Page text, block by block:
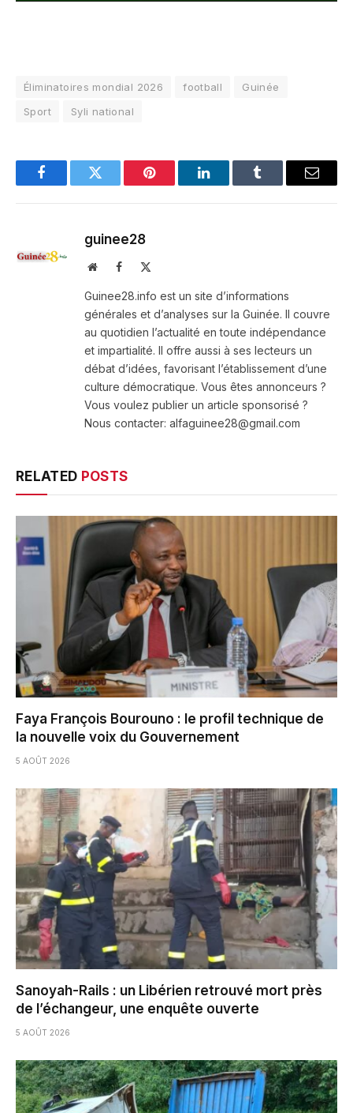
Éliminatoires mondial 2026 football
Guinée
Sport
Syli national
FacebookTwitter Pinterest LinkedInTumblr Email
guinee28
WebsiteFacebook
Guinee28.info est un site d’informations
générales et d’analyses sur la Guinée. Il couvre
au quotidien l’actualité en toute indépendance
et impartialité. Il offre aussi à ses lecteurs un
débat d’idées, favorisant l’établissement d’une
culture démocratique. Vous êtes annonceurs ?
Vous voulez publier un article sponsorisé ?
Nous contacter: alfaguinee28@gmail.com
RELATED POSTS
Faya François Bourouno : le profil technique de
la nouvelle voix du Gouvernement
5 AOÛT 2026
Sanoyah-Rails : un Libérien retrouvé mort près
de l’échangeur, une enquête ouverte
5 AOÛT 2026